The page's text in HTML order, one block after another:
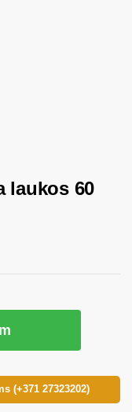
laukos 60
(+371 27323202)